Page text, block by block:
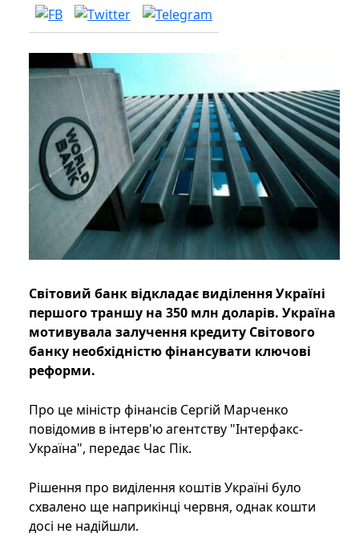
Світовий банк відкладає виділення Україні
першого траншу на 350 млн доларів. Україна
мотивувала залучення кредиту Світового
банку необхідністю фінансувати ключові
реформи.
Про це міністр фінансів Сергій Марченко
повідомив в інтерв'ю агентству "Інтерфакс-
Україна", передає Час Пік.
Рішення про виділення коштів Україні було
схвалено ще наприкінці червня, однак кошти
досі не надійшли.